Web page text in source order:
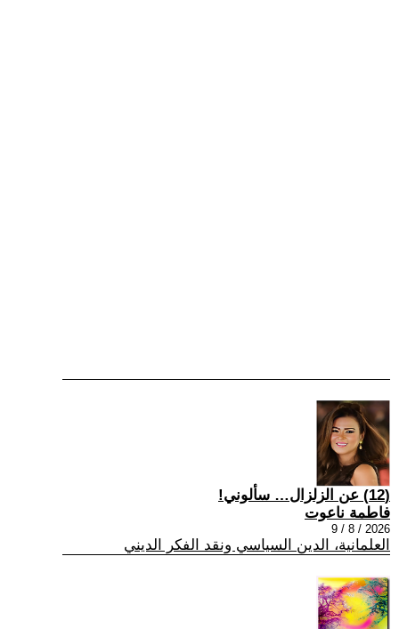
(12) عن الزلزال… سألوني!
فاطمة ناعوت
2026 / 8 / 9
العلمانية، الدين السياسي ونقد الفكر الديني